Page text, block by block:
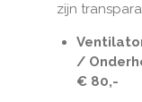
zijn
/
€ 80,-